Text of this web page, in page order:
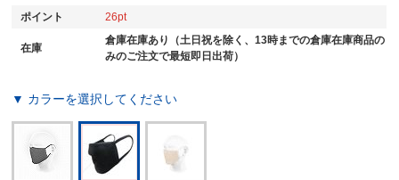
ポイント 26
在庫
倉庫在庫あり（土日祝を除く、13時までの倉庫在庫商品の
みのご注文で最短即日出荷）
▼ カラーを選択してください